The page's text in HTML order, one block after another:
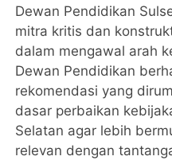
Dewan Pendidikan
mitra kritis dan
dalam mengawal arah
Dewan Pendidikan
rekomendasi yang
dasar perbaikan
Selatan agar lebih
relevan dengan